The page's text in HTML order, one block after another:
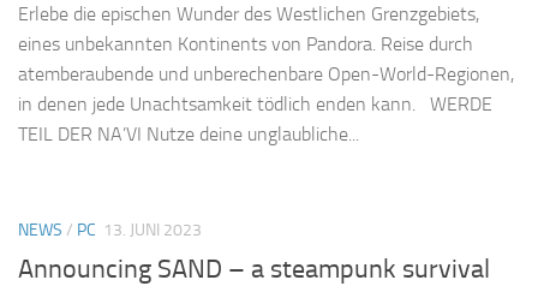
Erlebe die epischen Wunder des Westlichen Grenzgebiets,
eines unbekannten Kontinents von Pandora. Reise durch
atemberaubende und unberechenbare Open-World-Regionen,
in denen jede Unachtsamkeit tödlich enden kann. WERDE
TEIL DER NA’VI Nutze deine unglaubliche...
NEWS / PC 13. JUNI 2023
Announcing SAND – a steampunk survival